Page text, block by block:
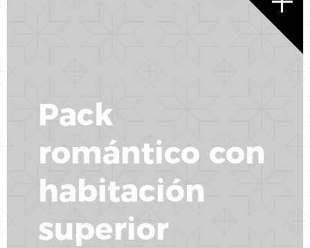
Pack
romántico con
habitación
superior